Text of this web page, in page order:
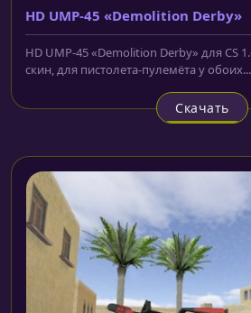
HD UMP-45 «Demolition Derby»
HD UMP-45 «Demolition Derby» для CS
скин, для пистолета-пулемёта у обоих...
Скачать